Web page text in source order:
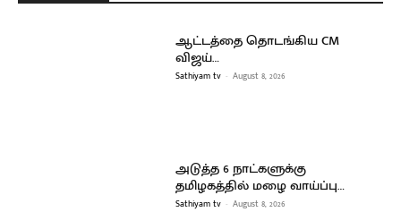
ஆட்டத்தை தொடங்கிய CM
விஜய்…
Sathiyam tv - August 8, 2026
அடுத்த 6 நாட்களுக்கு
தமிழகத்தில் மழை வாய்ப்பு…
Sathiyam tv - August 8, 2026